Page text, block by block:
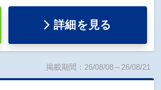
詳細を見る
掲載期間：26/08/08～26/08/21